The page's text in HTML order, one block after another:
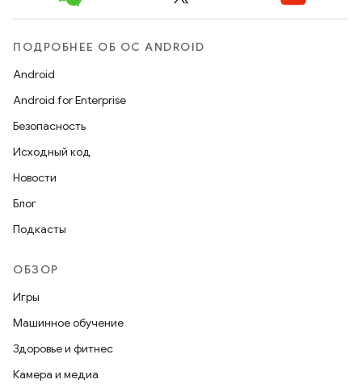
ПОДРОБНЕЕ ОБ ОС ANDROID
Android
Android for Enterprise
Безопасность
Исходный код
Новости
Блог
Подкасты
ОБЗОР
Игры
Машинное обучение
Здоровье и фитнес
Камера и медиа